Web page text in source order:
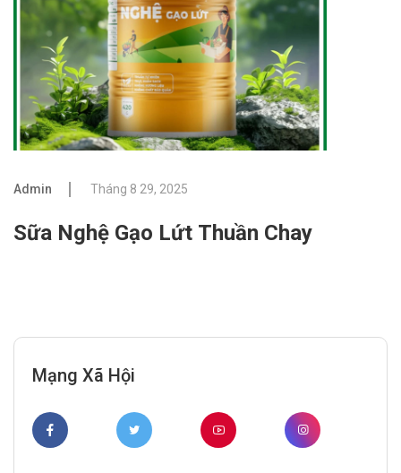
Admin Tháng 8 29, 2025
Sữa Nghệ Gạo Lứt Thuần Chay
Mạng Xã Hội